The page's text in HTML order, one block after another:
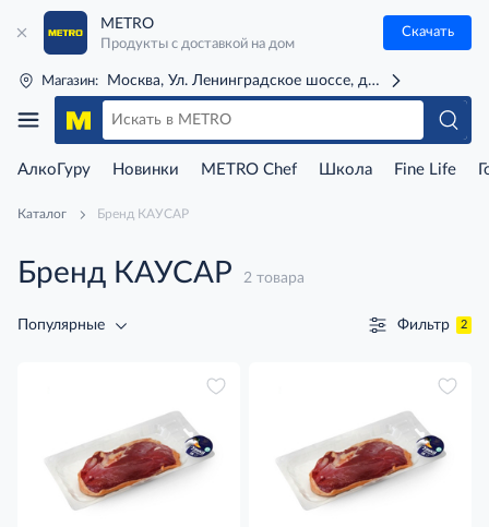
METRO
Продукты с доставкой на дом
Скачать
Магазин: Москва, Ул. Ленинградское шоссе, д. 71Г (м. Речной
АлкоГуру Новинки METRO Chef Школа Fine Life
Каталог Бренд КАУСАР
Бренд КАУСАР 2 товара
Популярные Фильтр 2